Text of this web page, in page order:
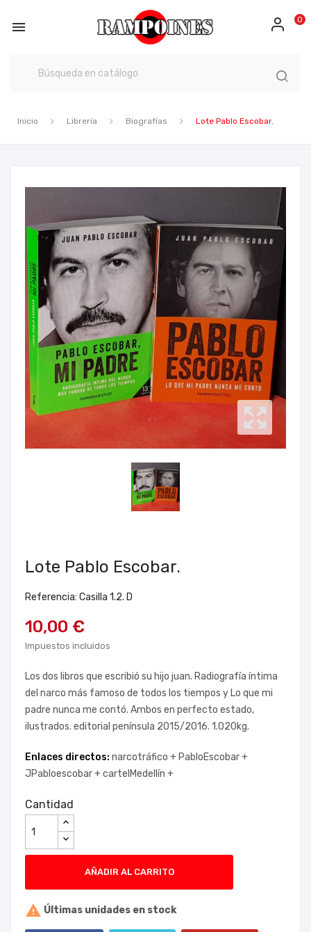
 0
Inicio Librería Biografías Lote Pablo Escobar.
Lote Pablo Escobar.
Referencia: Casilla 1.2. D
10,00 €
Impuestos incluidos
Los dos libros que escribió su hijo juan. Radiografía íntima
del narco más famoso de todos los tiempos y Lo que mi
padre nunca me contó. Ambos en perfecto estado,
ilustrados. editorial península 2015/2016. 1.020kg.
Enlaces directos: narcotráfico + PabloEscobar +
JPabloescobar +cartelMedellín +
Cantidad
AÑADIR AL CARRITO
 Últimas unidades en stock